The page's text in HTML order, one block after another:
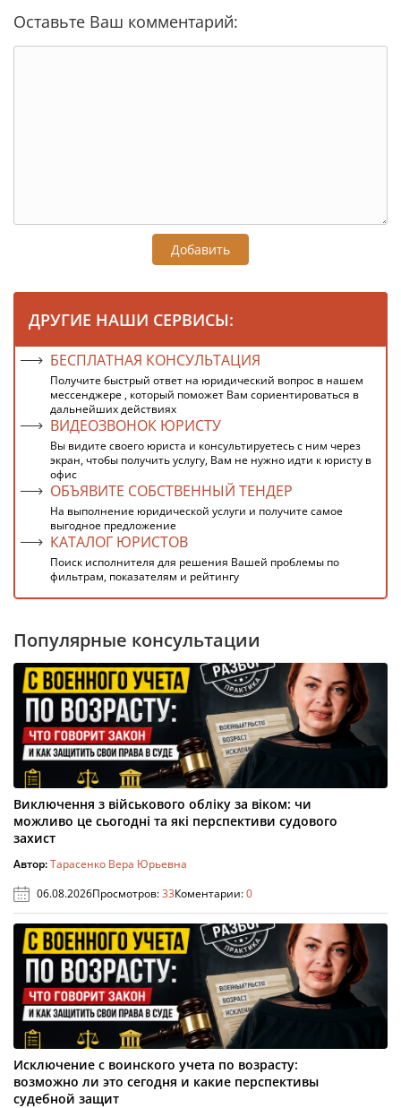
Оставьте Ваш комментарий:
Добавить
ДРУГИЕ НАШИ СЕРВИСЫ:
БЕСПЛАТНАЯ КОНСУЛЬТАЦИЯ
Получите быстрый ответ на юридический вопрос в нашем
мессенджере , который поможет Вам сориентироваться в
дальнейших действиях
ВИДЕОЗВОНОК ЮРИСТУ
Вы видите своего юриста и консультируетесь с ним через
экран, чтобы получить услугу, Вам не нужно идти к юристу в
офис
ОБЪЯВИТЕ СОБСТВЕННЫЙ ТЕНДЕР
На выполнение юридической услуги и получите самое
выгодное предложение
КАТАЛОГ ЮРИСТОВ
Поиск исполнителя для решения Вашей проблемы по
фильтрам, показателям и рейтингу
Популярные консультации
Виключення з військового обліку за віком: чи
можливо це сьогодні та які перспективи судового
захист
Автор:Тарасенко Вера Юрьевна
06.08.2026Просмотров:33Коментарии:0
Исключение с воинского учета по возрасту:
возможно ли это сегодня и какие перспективы
судебной защит